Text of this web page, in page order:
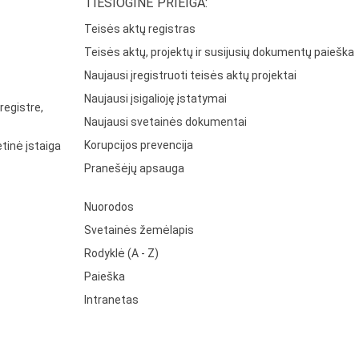
įstaiga
Teisės aktų registras
Teisės aktų, projektų ir susijusių dokumentų paieška
Naujausi įregistruoti teisės aktų projektai
Naujausi įsigalioję įstatymai
Naujausi svetainės dokumentai
Korupcijos prevencija
Pranešėjų apsauga
Nuorodos
Svetainės žemėlapis
Rodyklė (A - Z)
Paieška
Intranetas